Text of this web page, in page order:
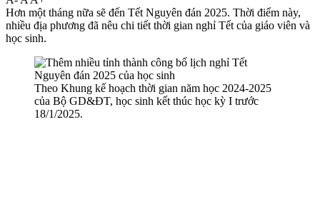
Hơn một tháng nữa sẽ đến Tết Nguyên đán 2025. Thời điểm này,
nhiều địa phương đã nêu chi tiết thời gian nghỉ Tết của giáo viên và
học sinh.
Theo Khung kế hoạch thời gian năm học 2024-2025
của Bộ GD&ĐT, học sinh kết thúc học kỳ I trước
18/1/2025.